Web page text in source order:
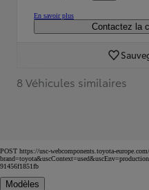
En savoir plus
Contactez la
8 Véhicules similaires
POST https://usc-webcomponents.toyota-
91456f1851fb
Modèles